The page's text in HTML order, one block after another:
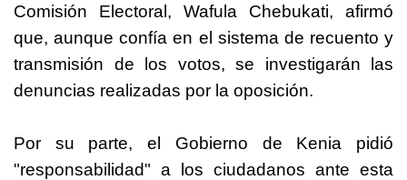
Comisión Electoral, Wafula Chebukati, afirmó
que, aunque confía en el sistema de recuento y
transmisión de los votos, se investigarán las
denuncias realizadas por la oposición.
Por su parte, el Gobierno de Kenia pidió
"responsabilidad" a los ciudadanos ante esta